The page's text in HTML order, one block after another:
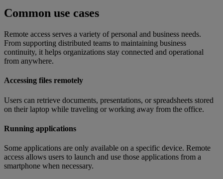
Common use cases
Remote access serves a variety of personal and business needs.
From supporting distributed teams to maintaining business
continuity, it helps organizations stay connected and operational
from anywhere.
Accessing files remotely
Users can retrieve documents, presentations, or spreadsheets stored
on their laptop while traveling or working away from the office.
Running applications
Some applications are only available on a specific device. Remote
access allows users to launch and use those applications from a
smartphone when necessary.